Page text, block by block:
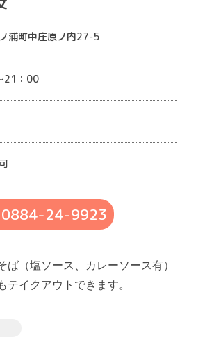
浦町中庄原ノ内27-5
21：00
0884-24-9923
ば（塩ソース、カレーソース有）
テイクアウトできます。